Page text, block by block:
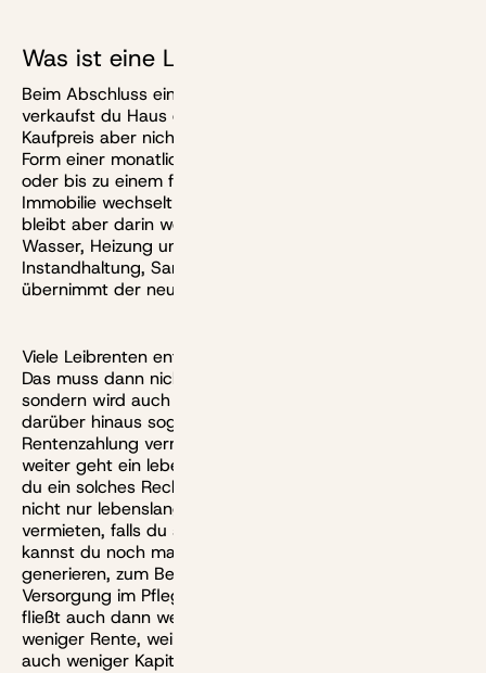
Was ist eine Leibrente?
Beim Abschluss eines Immobilien-Leibrentenvertrags
verkaufst du Haus oder Wohnung, bekommst den
Kaufpreis aber nicht auf einmal ausgezahlt, sondern in
Form einer monatlichen Rate, entweder lebenslang
oder bis zu einem festgelegten Enddatum. Kurzum: Die
Immobilie wechselt den Eigentümer, der Verkäufer
bleibt aber darin wohnen. Betriebskosten für Strom,
Wasser, Heizung und den Aufzug zahlst du weiterhin.
Instandhaltung, Sanierung und die Grundsteuer
übernimmt der neue Eigentümer.
Viele Leibrenten enthalten ein lebenslanges Wohnrecht.
Das muss dann nicht nur im Leibrentenvertrag stehen,
sondern wird auch im Grundbuch eingetragen, wo
darüber hinaus sogar die sogenannte
Rentenzahlung vermerkt werden kann. Noch etwas
weiter geht ein lebenslanges Nießbrauchrecht. Wenn
du ein solches Recht besitzt, darfst du die Immobilie
nicht nur lebenslang bewohnen, sondern auch
vermieten, falls du später doch einmal auszieht. So
kannst du noch mal zusätzliches Einkommen
generieren, zum Beispiel, um Kosten für eine
Versorgung im Pflegeheim zu decken. Die Leibrente
fließt auch dann weiter. Allerdings gibt es natürlich
weniger Rente, weil der Käufer zu deinen Lebzeiten ja
auch weniger Kapital aus der Immobilie schlagen kann.